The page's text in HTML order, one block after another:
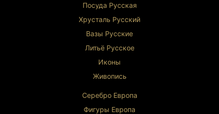
Посуда Русская
Хрусталь Русский
Вазы Русские
Литьё Русское
Иконы
Живопись
Серебро Европа
Фигуры Европа